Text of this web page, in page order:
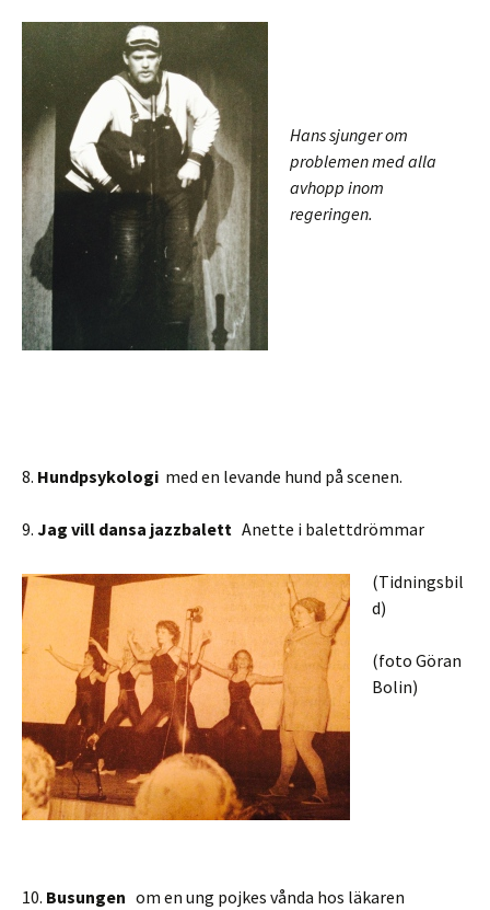
Hans sjunger om
problemen med alla
avhopp inom
regeringen.
8. Hundpsykologi med en levande hund på scenen.
9. Jag vill dansa jazzbalett Anette i balettdrömmar
(Tidningsbil
d)
(foto Göran
Bolin)
10. Busungen om en ung pojkes vånda hos läkaren